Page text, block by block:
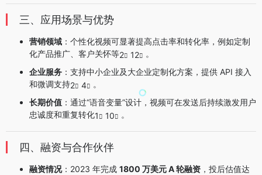
三、应用场景与优势
营销领域 ：个性化视频可显著提高点击率和转化率，例如定制
化产品推广、客户关怀等2 12
。
企业服务 ：支持中小企业及大企业定制化方案，提供 API 接入
和微调支持2 4
。
长期价值 ：通过“语音变量”设计，视频可在发送后持续激发用户
忠诚度和重复转化1 10 。
四、融资与合作伙伴
融资情况：2023 年完成 1800 万美元 A 轮融资 ，投后估值达